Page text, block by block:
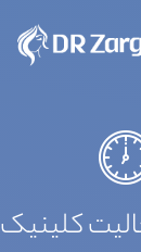
کلینیک